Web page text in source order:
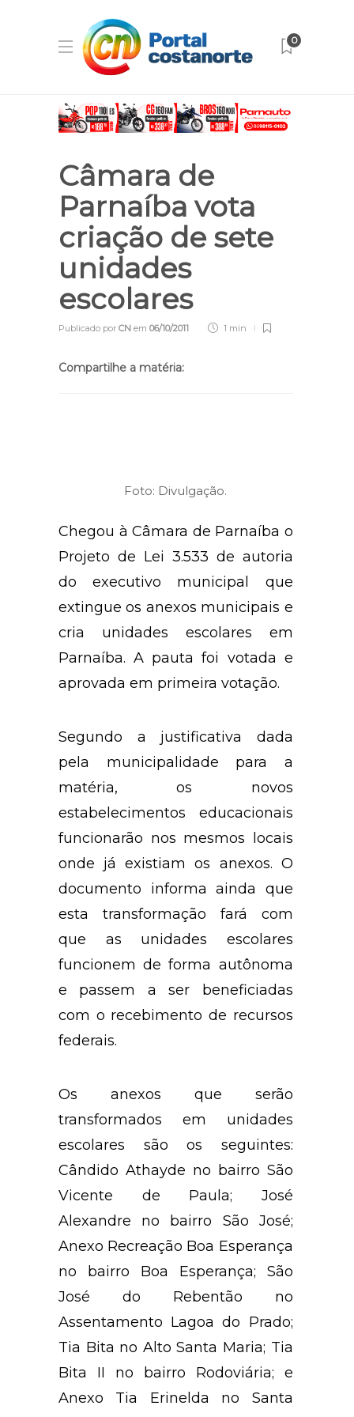
0
Câmara de
Parnaíba vota
criação de sete
unidades
escolares
Publicado por CN em 06/10/2011 1 min
Compartilhe a matéria:
Foto: Divulgação.
Chegou à Câmara de Parnaíba o
Projeto de Lei 3.533 de autoria
do executivo municipal que
extingue os anexos municipais e
cria unidades escolares em
Parnaíba. A pauta foi votada e
aprovada em primeira votação.
Segundo a justificativa dada
pela municipalidade para a
matéria, os novos
estabelecimentos educacionais
funcionarão nos mesmos locais
onde já existiam os anexos. O
documento informa ainda que
esta transformação fará com
que as unidades escolares
funcionem de forma autônoma
e passem a ser beneficiadas
com o recebimento de recursos
federais.
Os anexos que serão
transformados em unidades
escolares são os seguintes:
Cândido Athayde no bairro São
Vicente de Paula; José
Alexandre no bairro São José;
Anexo Recreação Boa Esperança
no bairro Boa Esperança; São
José do Rebentão no
Assentamento Lagoa do Prado;
Tia Bita no Alto Santa Maria; Tia
Bita II no bairro Rodoviária; e
Anexo Tia Erinelda no Santa